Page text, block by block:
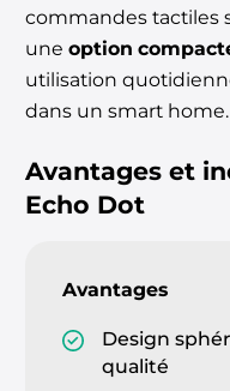
commandes tactiles
une option
utilisation
dans un smart home.
Avantages et
Echo Dot
Avantages
Design
qualité